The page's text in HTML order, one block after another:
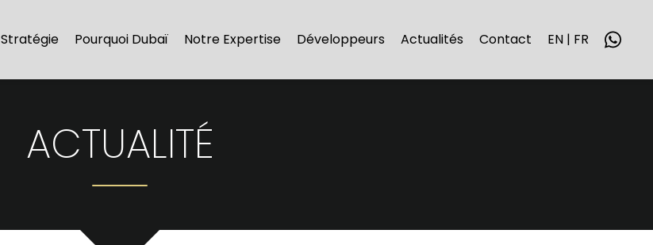
Stratégie Pourquoi Dubaï Notre Expertise Développeurs Actualités Contact EN | FR
ACTUALITÉ